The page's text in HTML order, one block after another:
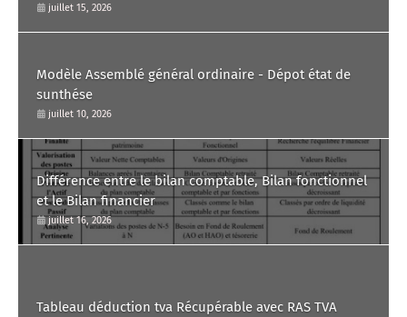
juillet 15, 2026
Modèle Assemblé général ordinaire - Dépot état de
sunthése
juillet 10, 2026
Différence entre le bilan comptable, Bilan fonctionnel
et le Bilan financier
juillet 16, 2026
Tableau déduction tva Récupérable avec RAS TVA